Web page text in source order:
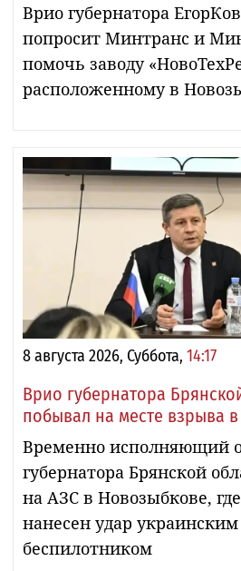
Врио губернатора
попросит Минтранс и
помочь заводу
расположенному в
8 августа 2026, Суббота, 14:17
Врио губернатора
побывал на месте взрыва
Временно исполняющий
губернатора Брянской
на АЗС в Новозыбкове,
нанесен удар украинским
беспилотником